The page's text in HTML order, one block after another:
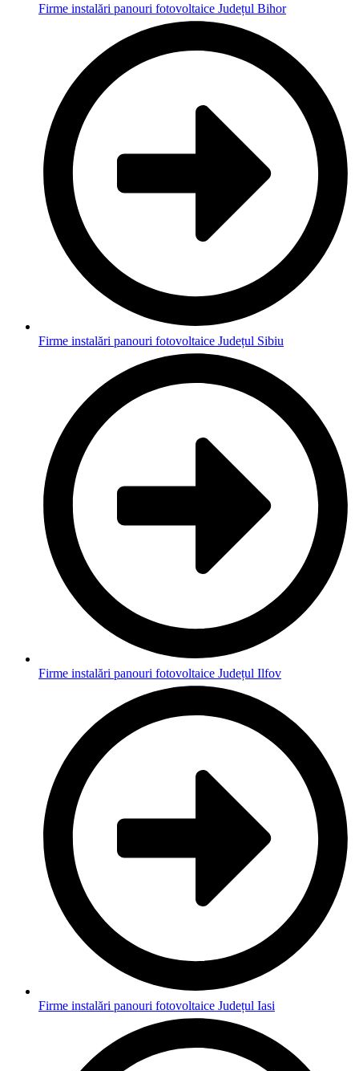
Firme instalări panouri fotovoltaice Județul Bihor
Firme instalări panouri fotovoltaice Județul Sibiu
Firme instalări panouri fotovoltaice Județul Ilfov
Firme instalări panouri fotovoltaice Județul Iasi